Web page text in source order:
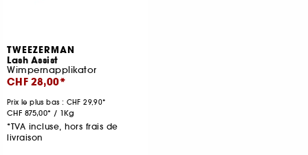
TWEEZERMAN
Lash Assist
Wimpernapplikator
CHF 28,00
Prix le plus bas : CHF 29,90
CHF 875,00 / 1Kg
*TVA incluse, hors frais de
livraison